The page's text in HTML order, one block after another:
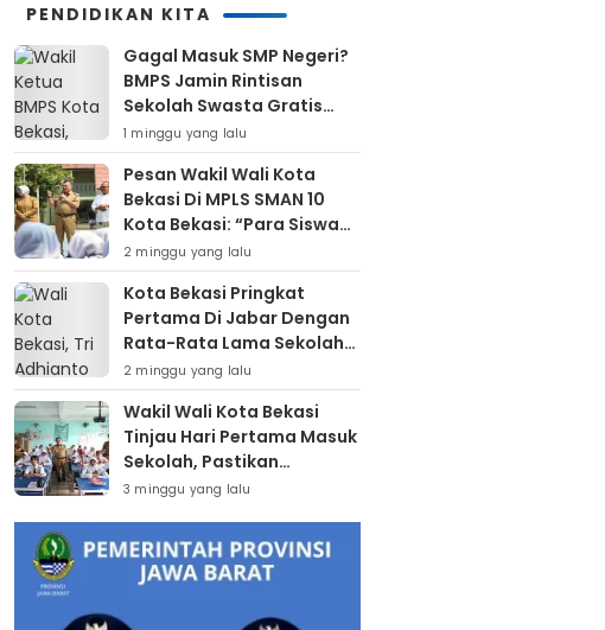
PENDIDIKAN KITA
Gagal Masuk SMP Negeri?
BMPS Jamin Rintisan
Sekolah Swasta Gratis
Untuk Masyarakat Kota
Bekasi
1 minggu yang lalu
Pesan Wakil Wali Kota
Bekasi Di MPLS SMAN 10
Kota Bekasi: “Para Siswa
Hindari Perilaku Yang
Bertentangan Dengan
Norma Masyarakat
Maupun Agama”
2 minggu yang lalu
Kota Bekasi Pringkat
Pertama Di Jabar Dengan
Rata-Rata Lama Sekolah
Di Atas 12 Tahun
2 minggu yang lalu
Wakil Wali Kota Bekasi
Tinjau Hari Pertama Masuk
Sekolah, Pastikan
Kesiapan SMP Negeri
2026
3 minggu yang lalu